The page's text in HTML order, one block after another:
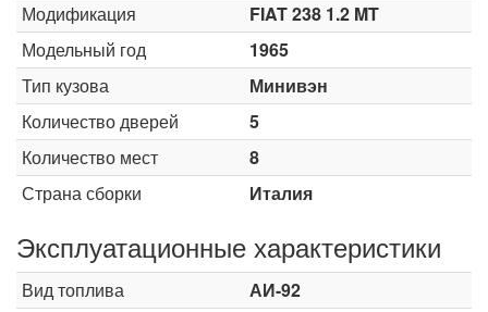
Модификация
FIAT 238 1.2 MT
Модельный год
1965
Тип кузова
Минивэн
Количество дверей
5
Количество мест
8
Страна сборки
Италия
Эксплуатационные характеристики
Вид топлива
АИ-92